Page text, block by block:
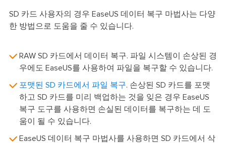
SD 카드 사용자의 경우 EaseUS 데이터 복구 마법사는 다양
한 방법으로 도움을 줄 수 있습니다.
RAW SD 카드에서 데이터 복구. 파일 시스템이 손상된 경
우에도 EaseUS를 사용하여 파일을 복구할 수 있습니다.
포맷된 SD 카드에서 파일 복구. 손상된 SD 카드를 포맷
하고 SD 카드를 미리 백업하는 것을 잊은 경우 EaseUS
복구 도구를 사용하면 손실된 데이터를 복구하는 데 도
움이 될 수 있습니다.
EaseUS 데이터 복구 마법사를 사용하면 SD 카드에서 삭